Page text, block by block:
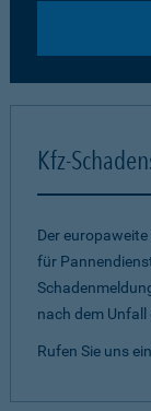
Kfz-
Der
für
nach dem
Rufen Sie uns